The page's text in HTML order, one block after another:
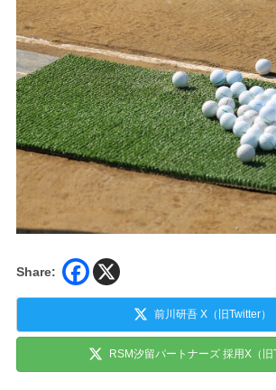
Share:
前川研吾 X（旧Twitter）
RSM汐留パートナーズ 採用X（旧